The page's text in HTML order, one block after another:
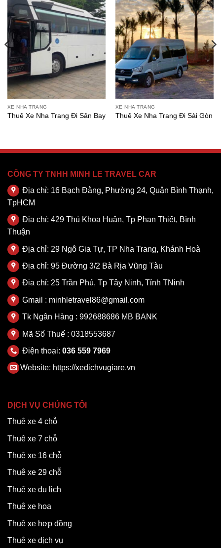
XE NHA TRANG
Thuê Xe Nha Trang Đi Sân Bay
XE NHA TRANG
Thuê Xe Nha Trang Đi Sài Gòn
CÔNG TY TNHH MINH LE TRAVEL CAR
Địa chỉ: 16 Bạch Đằng, Phường 24, Quận Bình Thạnh,
TpHCM
Địa chỉ: 429 Thủ Khoa Huân, Tp Phan Thiết, Bình
Thuận
Địa chỉ: 29 Ngô Gia Tự, TP Nha Trang, Khánh Hoà
Địa chỉ: 95 Đường 3/2 Bà Rịa Vũng Tàu
Địa chỉ: 25 Trần Phú, Tp Tây Ninh, Tỉnh TNinh
Gmail : minhletravel86@gmail.com
Tk Ngân Hàng : 992688686 MB BANK
Mã Số Thuế : 0318553687
Điện thoại: 036 559 7969
Website: https://xedichvugiare.vn
DỊCH VỤ CHÚNG TÔI
Thuê xe 4 chỗ
Thuê xe 7 chỗ
Thuê xe 16 chỗ
Thuê xe 29 chỗ
Thuê xe du lịch
Thuê xe hoa
Thuê xe hợp đồng
Thuê xe dịch vụ